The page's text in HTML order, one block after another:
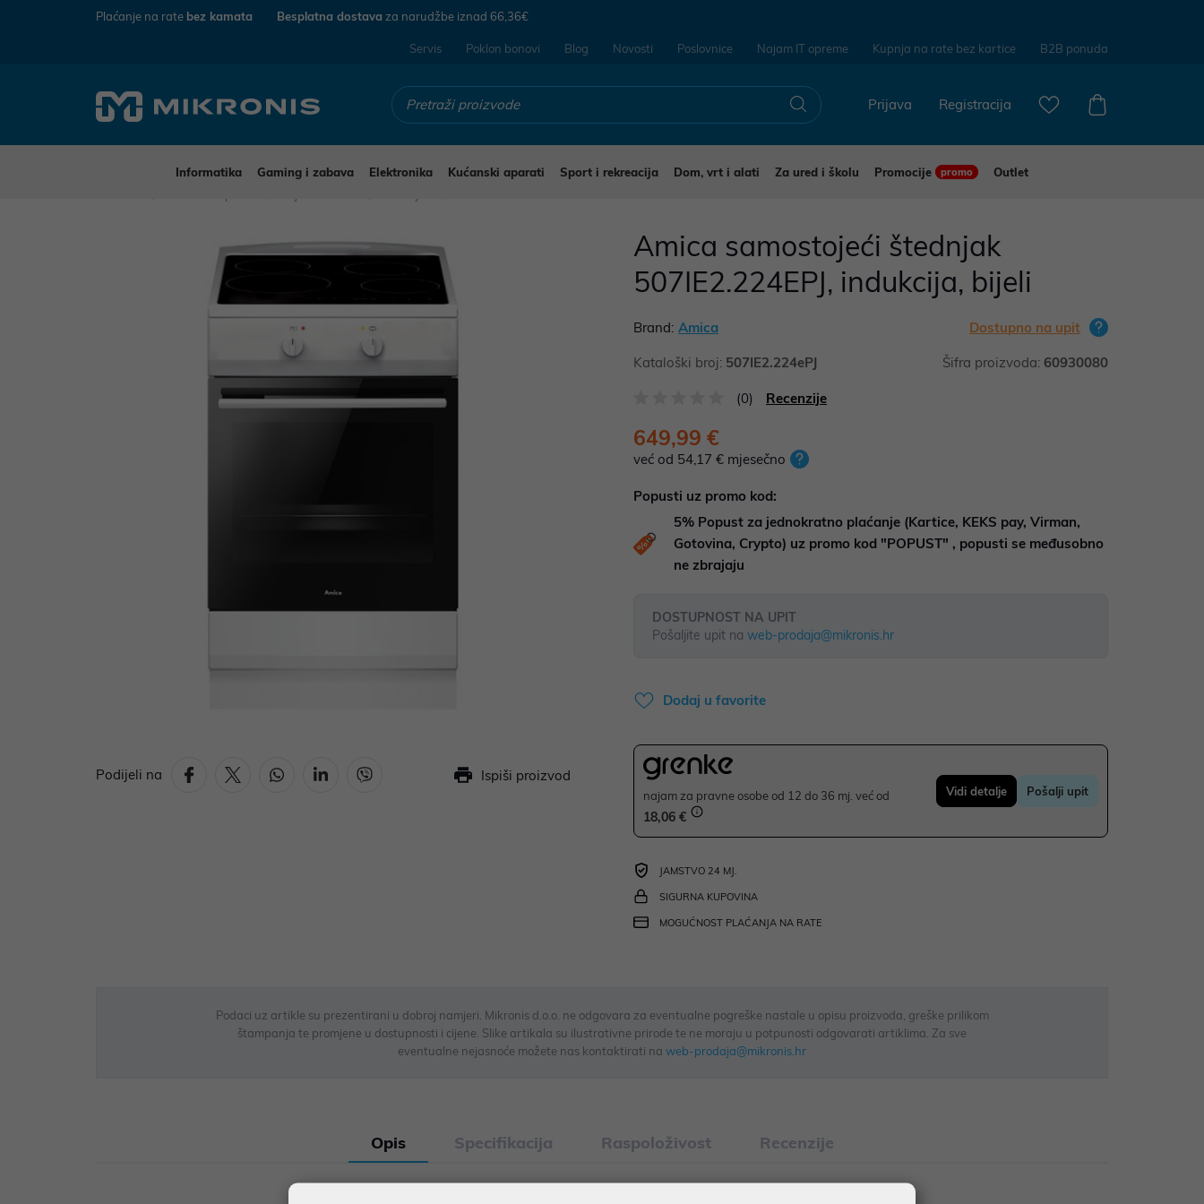
Plaćanje na rate bez kamata Besplatna dostava za narudžbe iznad 66,36€
Servis Poklon bonovi Blog Novosti Poslovnice Najam IT opreme Kupnja na rate bez kartice B2B ponuda
Registracija
Prijava
Informatika Gaming i zabava Elektronika Kućanski aparati Sport i rekreacija Dom, vrt i alati Za ured i školu Promocije promo
Outlet
Podijeli na Ispiši proizvod
Amica samostojeći štednjak
507IE2.224EPJ, indukcija, bijeli
Brand: Amica Dostupno na upit
Kataloški broj: 507IE2.224ePJ Šifra proizvoda: 60930080
(0) Recenzije
649,99 €
već od 54,17 € mjesečno
Popusti uz promo kod:
5% Popust za jednokratno plaćanje (Kartice, KEKS pay, Virman,
Gotovina, Crypto) uz promo kod "POPUST" , popusti se međusobno
ne zbrajaju
DOSTUPNOST NA UPIT
Pošaljite upit na web-prodaja@mikronis.hr
Dodaj u favorite
najam za pravne osobe od 12 do 36 mj. već od
18,06 €
Vidi detalje Pošalji upit
JAMSTVO 24 MJ.
SIGURNA KUPOVINA
MOGUĆNOST PLAĆANJA NA RATE
Podaci uz artikle su prezentirani u dobroj namjeri. Mikronis d.o.o. ne odgovara za eventualne pogreške nastale u opisu proizvoda, greške prilikom
štampanja te promjene u dostupnosti i cijene. Slike artikala su ilustrativne prirode te ne moraju u potpunosti odgovarati artiklima. Za sve
eventualne nejasnoće možete nas kontaktirati na web-prodaja@mikronis.hr
Opis Specifikacija Raspoloživost Recenzije